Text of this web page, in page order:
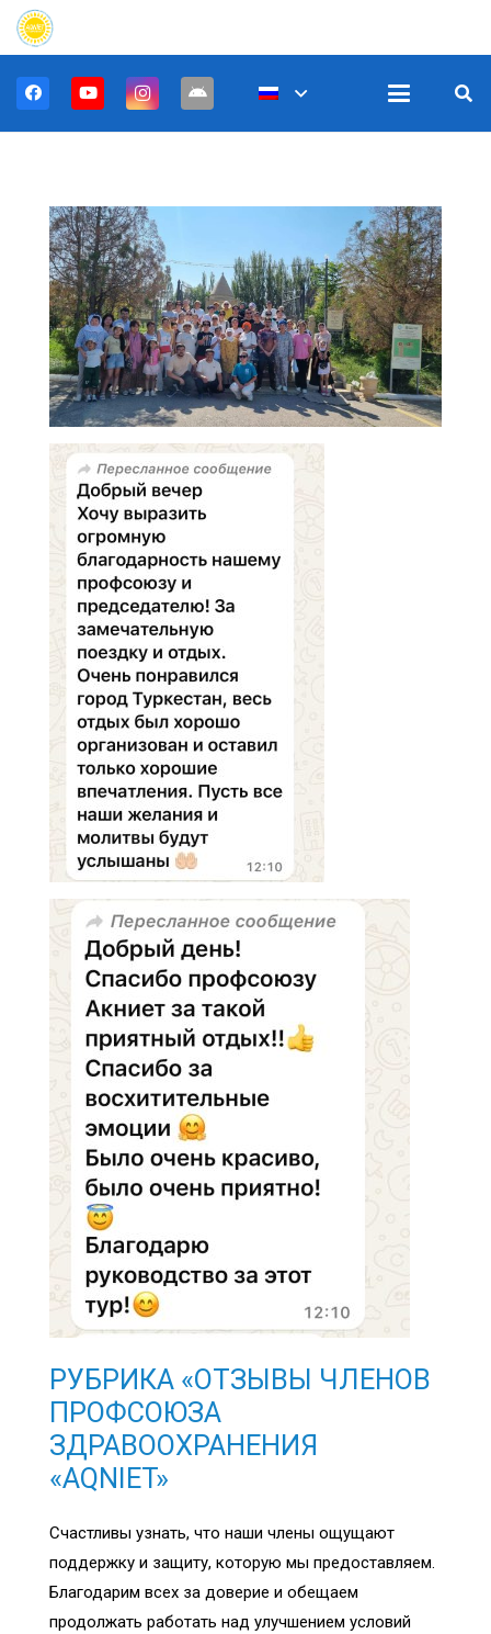
РУБРИКА «ОТЗЫВЫ ЧЛЕНОВ
ПРОФСОЮЗА
ЗДРАВООХРАНЕНИЯ
«AQNIET»
Счастливы узнать, что наши члены ощущают
поддержку и защиту, которую мы предоставляем.
Благодарим всех за доверие и обещаем
продолжать работать над улучшением условий